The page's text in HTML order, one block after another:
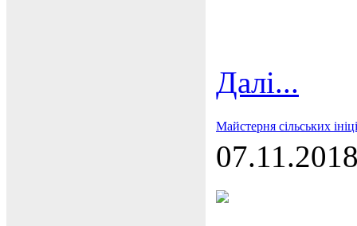
Далі...
Майстерня сільських